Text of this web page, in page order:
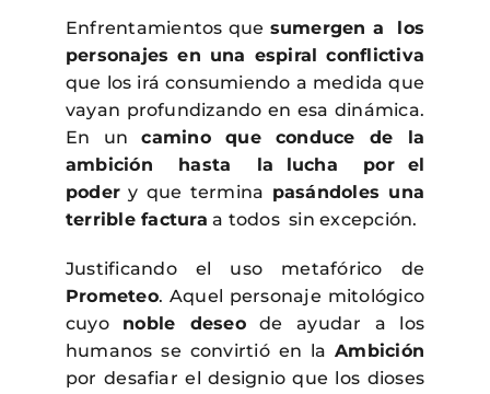
Enfrentamientos que sumergen a los
personajes en una espiral conflictiva
que los irá consumiendo a medida que
vayan profundizando en esa dinámica.
En uncamino que conduce de la
ambición hasta la lucha por el
poder y que termina pasándoles una
terrible factura a todos sin excepción.
Justificando el uso metafórico de
Prometeo. Aquel personaje mitológico
cuyo noble deseode ayudar a los
humanos se convirtió en laAmbición
por desafiar el designio que los dioses